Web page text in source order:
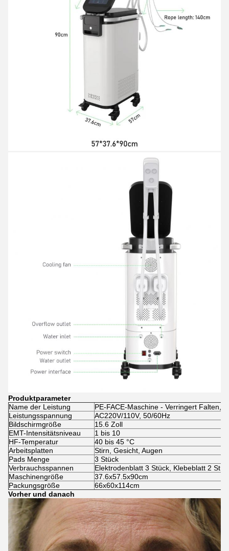
Produktparameter
Name der Leistung
PE-FACE-Maschine - Verringert Falten,
Leistungsspannung
AC220V/110V, 50/60Hz
Bildschirmgröße
15.6 Zoll
EMT-Intensitätsniveau
1 bis 10
HF-Temperatur
40 bis 45 °C
Arbeitsplatten
Stirn, Gesicht, Augen
Pads Menge
3 Stück
Verbrauchsspannen
Elektrodenblatt 3 Stück, Klebeblatt 2
Maschinengröße
37.6x57.5x90cm
Packungsgröße
66x60x114cm
Vorher und danach